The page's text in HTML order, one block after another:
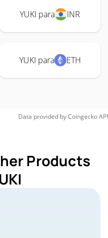
YUKI para INR
YUKI para ETH
Data provided byCoingeckoAPI
Products